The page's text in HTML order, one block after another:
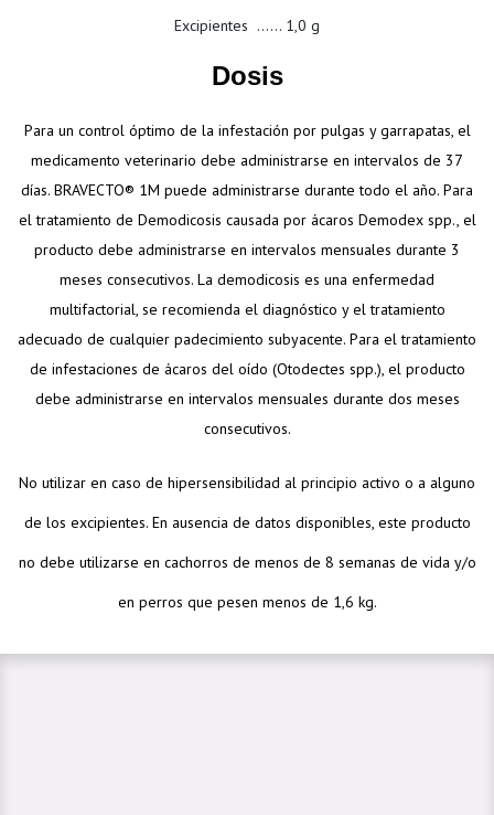
Excipientes ...... 1,0 g
Dosis
Para un control óptimo de la infestación por pulgas y garrapatas, el
medicamento veterinario debe administrarse en intervalos de 37
días. BRAVECTO® 1M puede administrarse durante todo el año. Para
el tratamiento de Demodicosis causada por ácaros Demodex spp., el
producto debe administrarse en intervalos mensuales durante 3
meses consecutivos. La demodicosis es una enfermedad
multifactorial, se recomienda el diagnóstico y el tratamiento
adecuado de cualquier padecimiento subyacente. Para el tratamiento
de infestaciones de ácaros del oído (Otodectes spp.), el producto
debe administrarse en intervalos mensuales durante dos meses
consecutivos.
No utilizar en caso de hipersensibilidad al principio activo o a alguno
de los excipientes. En ausencia de datos disponibles, este producto
no debe utilizarse en cachorros de menos de 8 semanas de vida y/o
en perros que pesen menos de 1,6 kg.